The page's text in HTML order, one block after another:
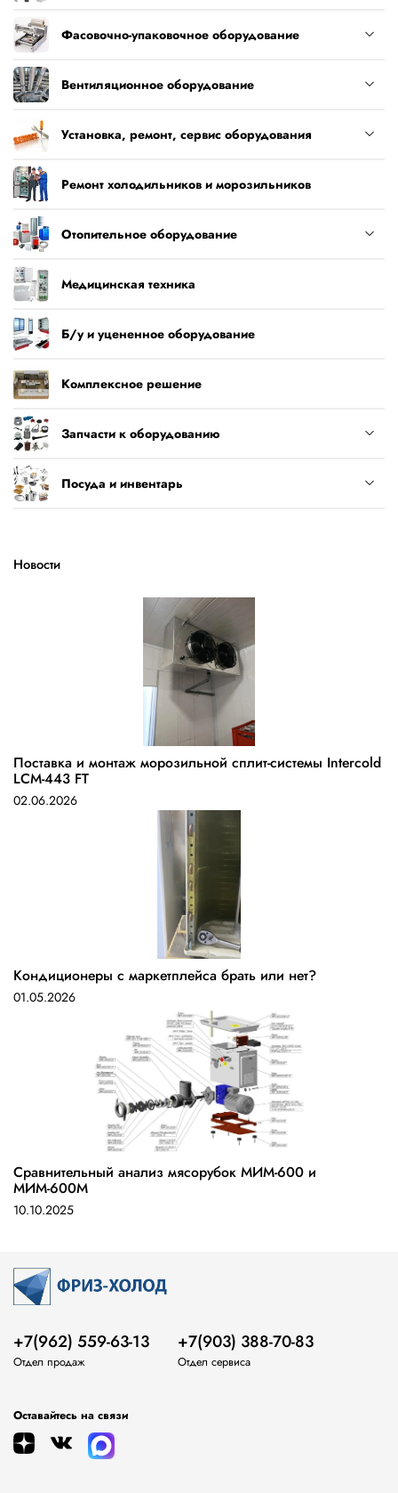
Фасовочно-упаковочное оборудование
Вентиляционное оборудование
Установка, ремонт, сервис оборудования
Ремонт холодильников и морозильников
Отопительное оборудование
Медицинская техника
Б/у и уцененное оборудование
Комплексное решение
Запчасти к оборудованию
Посуда и инвентарь
Новости
Поставка и монтаж морозильной сплит-системы Intercold
LCM-443 FT
02.06.2026
Кондиционеры с маркетплейса брать или нет?
01.05.2026
Сравнительный анализ мясорубок МИМ-600 и
МИМ-600М
10.10.2025
+7(962) 559-63-13
Отдел продаж
+7(903) 388-70-83
Отдел сервиса
Оставайтесь на связи